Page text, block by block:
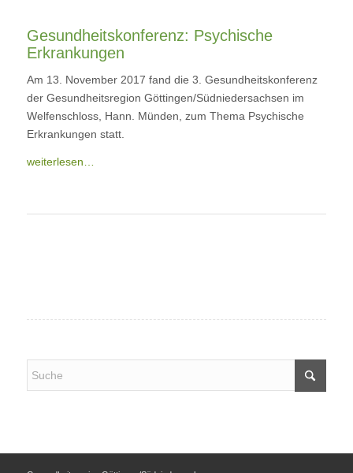
llustration: Peter Esser
Gesundheitskonferenz: Psychische
Erkrankungen
Am 13. November 2017 fand die 3. Gesundheitskonferenz
der Gesundheitsregion Göttingen/Südniedersachsen im
Welfenschloss, Hann. Münden, zum Thema Psychische
Erkrankungen statt.
weiterlesen…